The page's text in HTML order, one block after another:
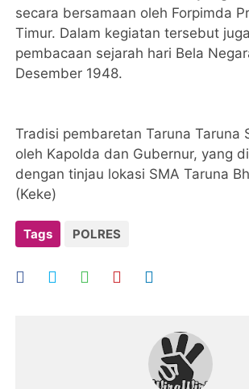
secara bersamaan oleh Forpimda
Timur. Dalam kegiatan tersebut
pembacaan sejarah hari Bela
Desember 1948.
Tradisi pembaretan Taruna Taruna
oleh Kapolda dan Gubernur, yang
dengan tinjau lokasi SMA Taruna
(Keke)
Tags POLRES